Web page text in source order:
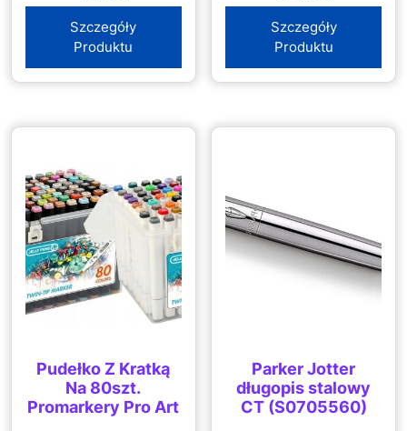
Szczegóły
Produktu
Szczegóły
Produktu
Pudełko Z Kratką
Na 80szt.
Promarkery Pro Art
Parker Jotter
długopis stalowy
CT (S0705560)